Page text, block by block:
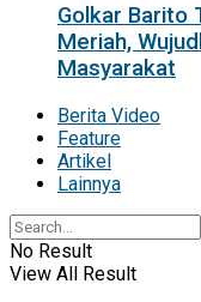
Golkar Barito
Meriah,
Masyarakat
Berita Video
Feature
Artikel
Lainnya
No Result
View All Result